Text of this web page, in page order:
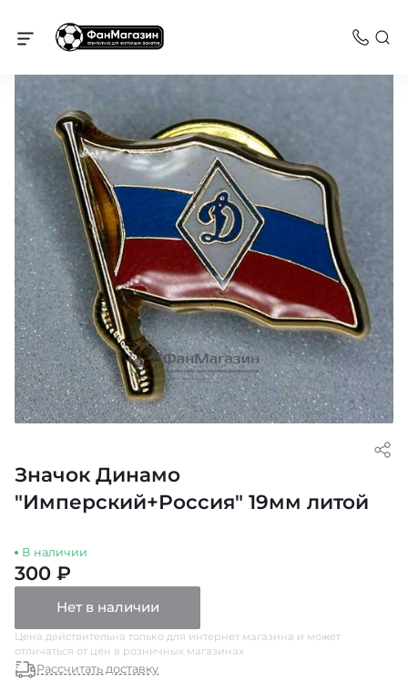
Динамо
Значок Динамо
"Имперский+Россия" 19мм литой
В наличии
300 ₽
Нет в наличии
Цена действительна только для интернет магазина и может
отличаться от цен в розничных магазинах
Рассчитать доставку